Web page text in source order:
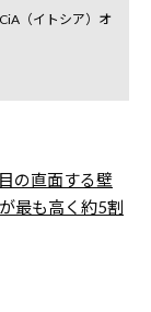
（イトシア）オ
の直面する壁
最も高く約5割